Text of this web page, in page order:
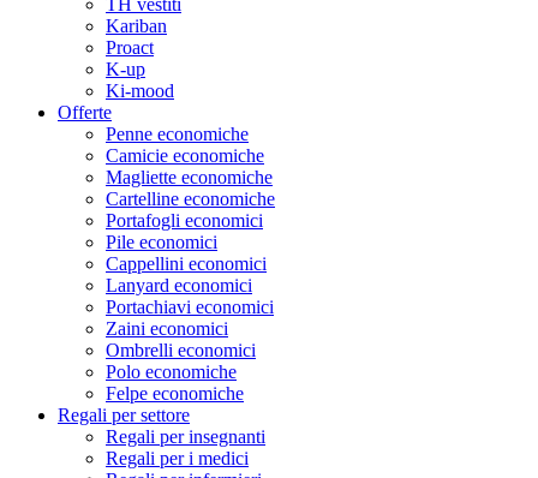
Kariban
Proact
K-up
Ki-mood
Offerte
Penne economiche
Camicie economiche
Magliette economiche
Cartelline economiche
Portafogli economici
Pile economici
Cappellini economici
Lanyard economici
Portachiavi economici
Zaini economici
Ombrelli economici
Polo economiche
Felpe economiche
Regali per settore
Regali per insegnanti
Regali per i medici